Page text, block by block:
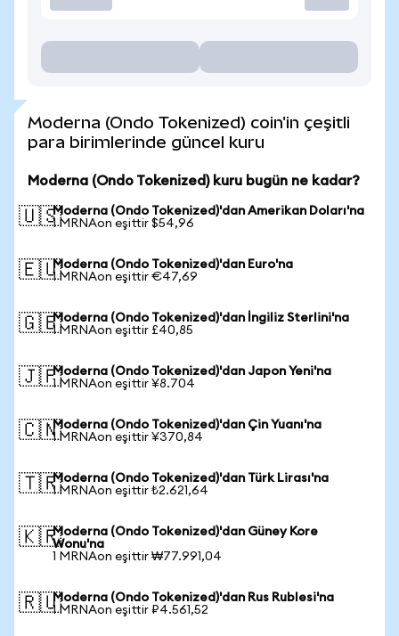
Moderna (Ondo Tokenized) coin'in çeşitli
para birimlerinde güncel kuru
Moderna (Ondo Tokenized) kuru bugün ne kadar?
🇺🇸Moderna (Ondo Tokenized)'dan Amerikan Doları'na
1 MRNAon eşittir $54,96
🇪🇺Moderna (Ondo Tokenized)'dan Euro'na
1 MRNAon eşittir €47,69
🇬🇧Moderna (Ondo Tokenized)'dan İngiliz Sterlini'na
1 MRNAon eşittir £40,85
🇯🇵Moderna (Ondo Tokenized)'dan Japon Yeni'na
1 MRNAon eşittir ¥8.704
🇨🇳Moderna (Ondo Tokenized)'dan Çin Yuanı'na
1 MRNAon eşittir ¥370,84
🇹🇷Moderna (Ondo Tokenized)'dan Türk Lirası'na
1 MRNAon eşittir ₺2.621,64
🇰🇷Moderna (Ondo Tokenized)'dan Güney Kore
Wonu'na
1 MRNAon eşittir ₩77.991,04
🇷🇺Moderna (Ondo Tokenized)'dan Rus Rublesi'na
1 MRNAon eşittir ₽4.561,52